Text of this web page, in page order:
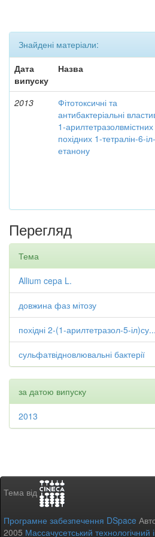
Знайдені матеріали:
Дата
випуску
Назва
2013
Фітотоксичні та
антибактеріальні
1-арилтетразолвмістних
похідних 1-тетралін-6-іл-
етанону
Перегляд
Тема
Allium cepa L.
довжина фаз мітозу
похідні 2-(1-арилтетразол-5-іл)су...
сульфатвідновлювальні бактерії
за датою випуску
2013
Тема від
Програмне забезпечення DSpace
2005 Массачусетський технологічний